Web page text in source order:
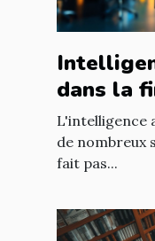
dans la
L'intelligence
de nombreux
fait pas...